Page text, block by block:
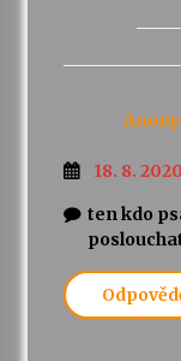
18. 8.
ten kdo